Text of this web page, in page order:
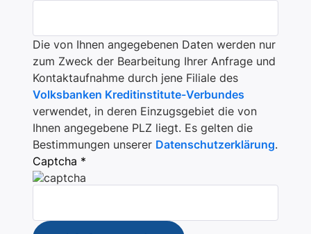
Die von Ihnen angegebenen Daten werden nur
zum Zweck der Bearbeitung Ihrer Anfrage und
Kontaktaufnahme durch jene Filiale des
Volksbanken Kreditinstitute-Verbundes
verwendet, in deren Einzugsgebiet die von
Ihnen angegebene PLZ liegt. Es gelten die
Bestimmungen unserer Datenschutzerklärung.
Captcha *